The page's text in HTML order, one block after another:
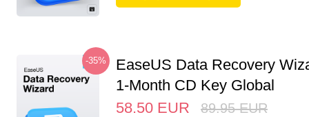
-35%
EaseUS Data Recovery
1-Month CD Key Global
58.50 EUR 89.95 EUR